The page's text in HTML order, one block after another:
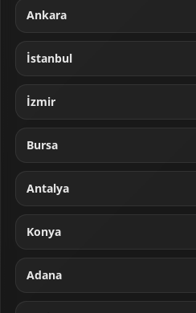
Ankara
İstanbul
İzmir
Bursa
Antalya
Konya
Adana